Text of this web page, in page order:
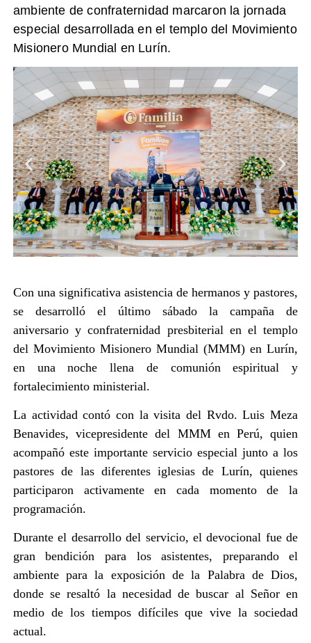
ambiente de confraternidad marcaron la jornada
especial desarrollada en el templo del Movimiento
Misionero Mundial en Lurín.
Con una significativa asistencia de hermanos y pastores,
se desarrolló el último sábado la campaña de
aniversario y confraternidad presbiterial en el templo
del Movimiento Misionero Mundial (MMM) en Lurín,
en una noche llena de comunión espiritual y
fortalecimiento ministerial.
La actividad contó con la visita del Rvdo. Luis Meza
Benavides, vicepresidente del MMM en Perú, quien
acompañó este importante servicio especial junto a los
pastores de las diferentes iglesias de Lurín, quienes
participaron activamente en cada momento de la
programación.
Durante el desarrollo del servicio, el devocional fue de
gran bendición para los asistentes, preparando el
ambiente para la exposición de la Palabra de Dios,
donde se resaltó la necesidad de buscar al Señor en
medio de los tiempos difíciles que vive la sociedad
actual.